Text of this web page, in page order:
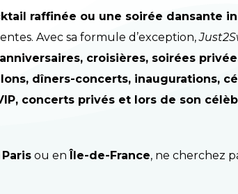
raffinée ou une soirée dansante
Avec sa formule d’exception,
croisières, soirées
dîners-concerts, inaugurations,
concerts privés et lors de son
Paris ou enÎle-de-France, ne cherchez